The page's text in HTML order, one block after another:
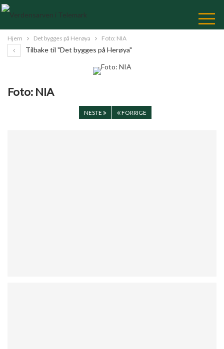
Skip
Content
Hjem Det bygges på Herøya Foto: NIA
Tilbake til "Det bygges på Herøya"
Foto: NIA
NESTE FORRIGE